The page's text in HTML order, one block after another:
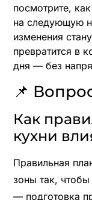
посмотрите,
на следующую
изменения
превратится в
дня — без
📌
Как
кухни
Правильная
зоны так,
— подготовка